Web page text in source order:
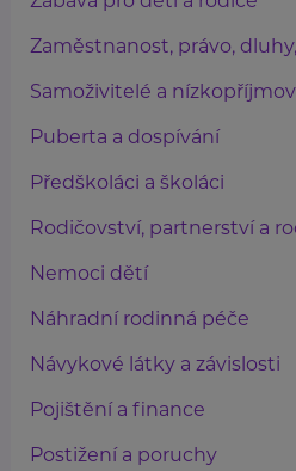
Zaměstnanost, právo,
Samoživitelé a
Puberta a dospívání
Předškoláci a školáci
Rodičovství, partnerství a
Nemoci dětí
Náhradní rodinná péče
Návykové látky a závislosti
Pojištění a finance
Postižení a poruchy